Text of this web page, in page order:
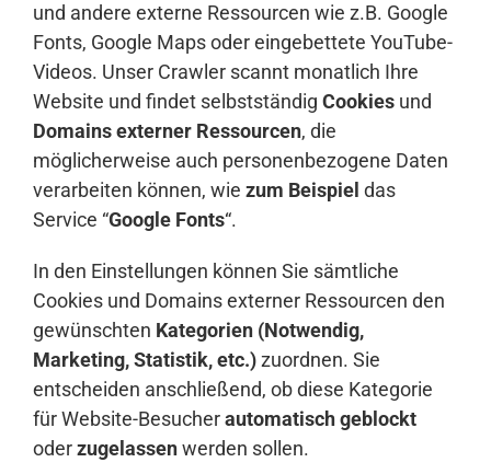
und andere externe Ressourcen wie z.B. Google
Fonts, Google Maps oder eingebettete YouTube-
Videos. Unser Crawler scannt monatlich Ihre
Website und findet selbstständig Cookies und
Domains externer Ressourcen, die
möglicherweise auch personenbezogene Daten
verarbeiten können, wie zum Beispiel das
Service “Google Fonts“.
In den Einstellungen können Sie sämtliche
Cookies und Domains externer Ressourcen den
gewünschten Kategorien (Notwendig,
Marketing, Statistik, etc.)zuordnen. Sie
entscheiden anschließend, ob diese Kategorie
für Website-Besucherautomatisch geblockt
oderzugelassenwerden sollen.